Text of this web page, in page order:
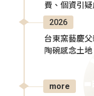
費、個資引
2026
台東窯藝慶
陶碗感念土地
more